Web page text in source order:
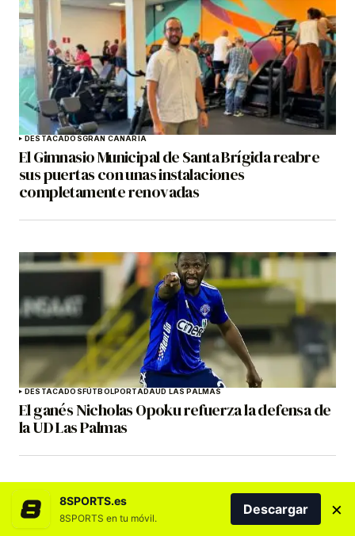
DESTACADOSGRAN CANARIA
El Gimnasio Municipal de Santa Brígida reabre
sus puertas con unas instalaciones
completamente renovadas
DESTACADOSFÚTBOLPORTADAUD LAS PALMAS
El ganés Nicholas Opoku refuerza la defensa de
la UD Las Palmas
8SPORTS.es
8SPORTS en tu móvil.
Descargar ×